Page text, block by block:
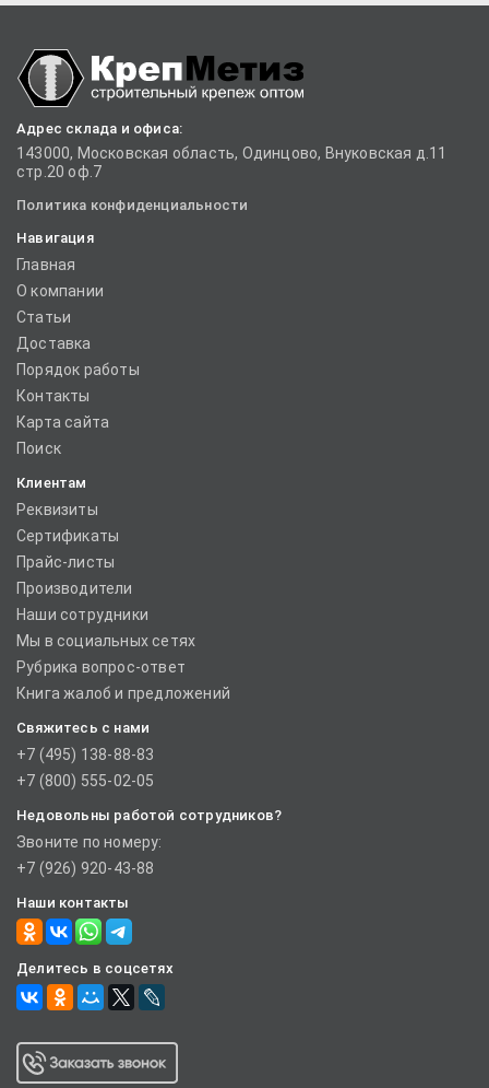
Адрес склада и офиса:
143000, Московская область, Одинцово, Внуковская д.11
стр.20 оф.7
Политика конфиденциальности
Навигация
Главная
О компании
Статьи
Доставка
Порядок работы
Контакты
Карта сайта
Поиск
Клиентам
Реквизиты
Сертификаты
Прайс-листы
Производители
Наши сотрудники
Мы в социальных сетях
Рубрика вопрос-ответ
Книга жалоб и предложений
Свяжитесь с нами
+7 (495) 138-88-83
+7 (800) 555-02-05
Недовольны работой сотрудников?
Звоните по номеру:
+7 (926) 920-43-88
Наши контакты
Делитесь в соцсетях